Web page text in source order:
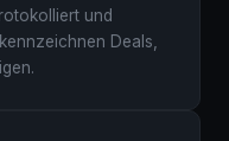
und
Deals,